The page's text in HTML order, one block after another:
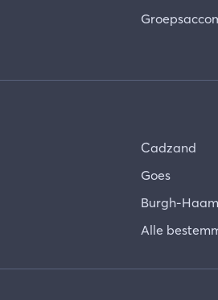
Cadzand
Goes
Burgh-
Alle